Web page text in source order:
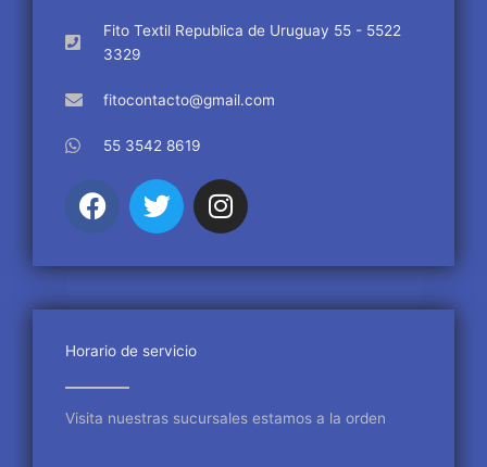
Fito Textil Republica de Uruguay 55 - 5522
3329
fitocontacto@gmail.com
55 3542 8619
F
a
e
b
o
k
T
w
t
t
r
I
n
t
a
m
Horario de servicio
Visita nuestras sucursales estamos a la orden